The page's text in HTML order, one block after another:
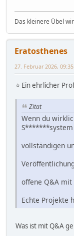
Das kleinere Übel
Eratosthenes
27. Februar 2026,
⭐ Ein ehrlicher
Zitat
Wenn du
vollständigen
offene Q&A
Echte Projekte
Was ist mit Q&A